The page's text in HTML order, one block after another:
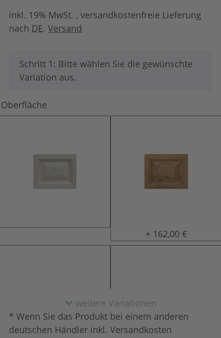
inkl. 19% MwSt. , versandkostenfreie Lieferung
nach DE.Versand
x
Schritt 1: Bitte wählen Sie die gewünschte
Variation aus.
Oberfläche
gewachst
+ 162,00 €
weitere Variationen
* Wenn Sie das Produkt bei einem anderen
deutschen Händler inkl. Versandkosten